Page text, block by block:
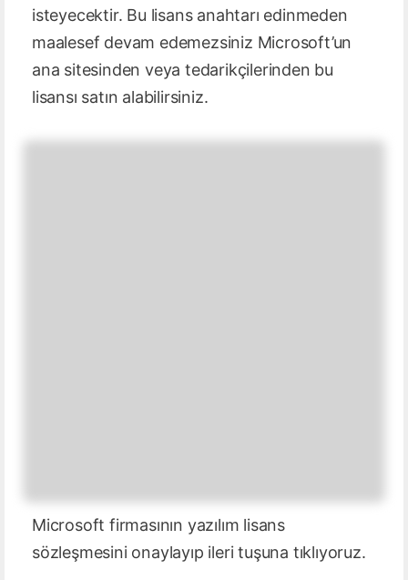
isteyecektir. Bu lisans anahtarı edinmeden
maalesef devam edemezsiniz Microsoft’un
ana sitesinden veya tedarikçilerinden bu
lisansı satın alabilirsiniz.
Microsoft firmasının yazılım lisans
sözleşmesini onaylayıp ileri tuşuna tıklıyoruz.